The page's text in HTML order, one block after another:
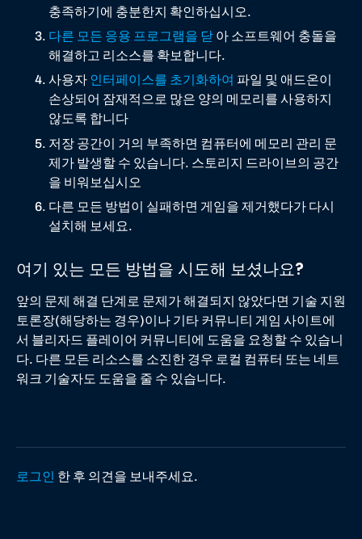
충족하기에 충분한지 확인하십시오.
다른 모든 응용 프로그램을 닫 아 소프트웨어 충돌을
해결하고 리소스를 확보합니다.
사용자 인터페이스를 초기화하여 파일 및 애드온이
손상되어 잠재적으로 많은 양의 메모리를 사용하지
않도록 합니다
저장 공간이 거의 부족하면 컴퓨터에 메모리 관리 문
제가 발생할 수 있습니다. 스토리지 드라이브의 공간
을 비워보십시오
다른 모든 방법이 실패하면 게임을 제거했다가 다시
설치해 보세요.
여기 있는 모든 방법을 시도해 보셨나요?
앞의 문제 해결 단계로 문제가 해결되지 않았다면 기술 지원
토론장(해당하는 경우)이나 기타 커뮤니티 게임 사이트에
서 블리자드 플레이어 커뮤니티에 도움을 요청할 수 있습니
다. 다른 모든 리소스를 소진한 경우 로컬 컴퓨터 또는 네트
워크 기술자도 도움을 줄 수 있습니다.
로그인 한 후 의견을 보내주세요.